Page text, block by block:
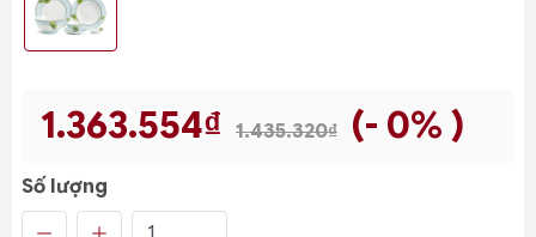
1.363.554₫ 1.435.320₫ (- 0% )
Số lượng